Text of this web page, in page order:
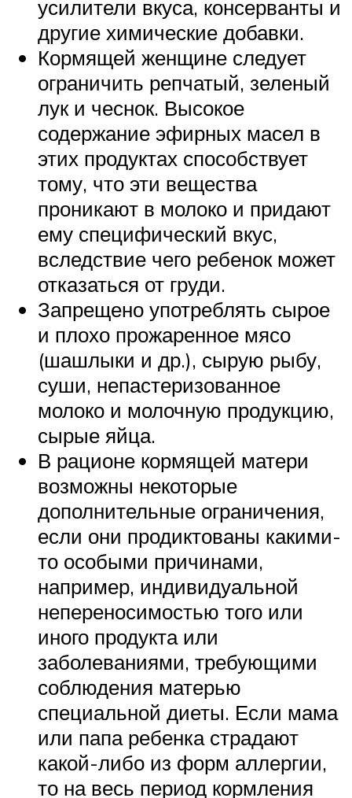
усилители вкуса, консерванты и
другие химические добавки.
Кормящей женщине следует
ограничить репчатый, зеленый
лук и чеснок. Высокое
содержание эфирных масел в
этих продуктах способствует
тому, что эти вещества
проникают в молоко и придают
ему специфический вкус,
вследствие чего ребенок может
отказаться от груди.
Запрещено употреблять сырое
и плохо прожаренное мясо
(шашлыки и др.), сырую рыбу,
суши, непастеризованное
молоко и молочную продукцию,
сырые яйца.
В рационе кормящей матери
возможны некоторые
дополнительные ограничения,
если они продиктованы какими-
то особыми причинами,
например, индивидуальной
непереносимостью того или
иного продукта или
заболеваниями, требующими
соблюдения матерью
специальной диеты. Если мама
или папа ребенка страдают
какой-либо из форм аллергии,
то на весь период кормления